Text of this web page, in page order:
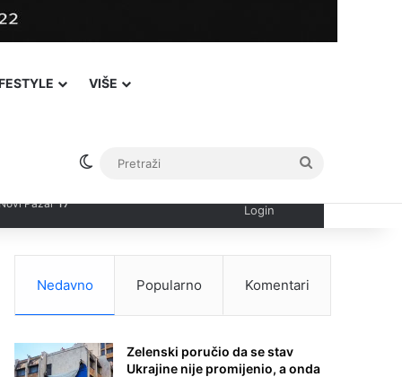
VIŠE
Switch skin
Pazar 17 Login
Nedavno Popularno Komentari
Zelenski poručio da se stav
Ukrajine nije promijenio, a onda